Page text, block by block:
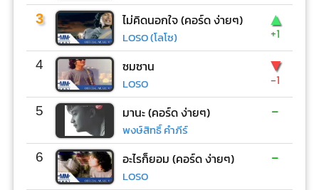
3 ไม่คิดนอกใจ (คอร์ด ง่ายๆ)
LOSO (โลโซ)
▲
+1
4 ซมซาน
LOSO
▼
-1
5 มานะ (คอร์ด ง่ายๆ)
พงษ์สิทธิ์ คำภีร์
-
6 อะไรก็ยอม (คอร์ด ง่ายๆ)
LOSO
-